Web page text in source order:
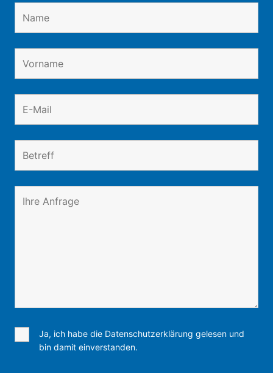
Ja, ich habe die Datenschutzerklärung gelesen und
bin damit einverstanden.